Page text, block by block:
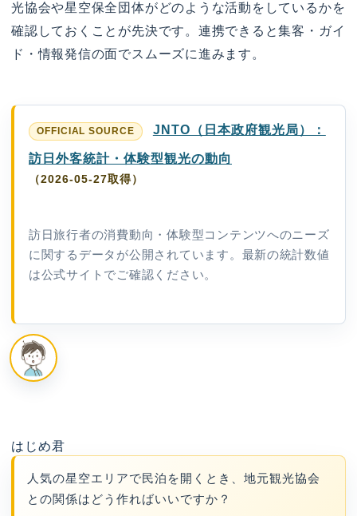
光協会や星空保全団体がどのような活動をしているかを
確認しておくことが先決です。連携できると集客・ガイ
ド・情報発信の面でスムーズに進みます。
JNTO（日本政府観光局）：
訪日外客統計・体験型観光の動向
（2026-05-27取得）
訪日旅行者の消費動向・体験型コンテンツへのニーズ
に関するデータが公開されています。最新の統計数値
は公式サイトでご確認ください。
はじめ君
人気の星空エリアで民泊を開くとき、地元観光協会
との関係はどう作ればいいですか？